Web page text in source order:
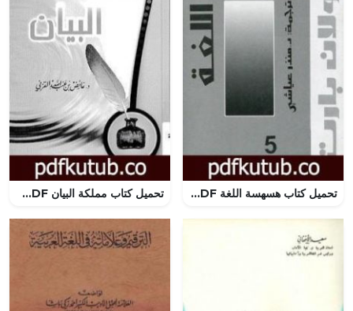
تحميل كتاب هسهسة اللغة PDF تأليف رولان بارت مجانا [كامل] تحميل كتاب مملكة البيان PDF تأليف عائض القرني مجانا [كامل]